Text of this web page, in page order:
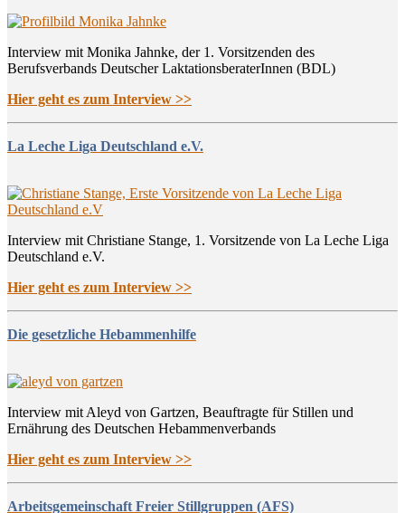
Interview mit Monika Jahnke, der 1. Vorsitzenden des
Berufsverbands Deutscher LaktationsberaterInnen (BDL)
Hier geht es zum Interview >>
La Leche Liga Deutschland e.V.
Interview mit Christiane Stange, 1. Vorsitzende von La Leche Liga
Deutschland e.V.
Hier geht es zum Interview >>
Die gesetzliche Hebammenhilfe
Interview mit Aleyd von Gartzen, Beauftragte für Stillen und
Ernährung des Deutschen Hebammenverbands
Hier geht es zum Interview >>
Arbeitsgemeinschaft Freier Stillgruppen (AFS)